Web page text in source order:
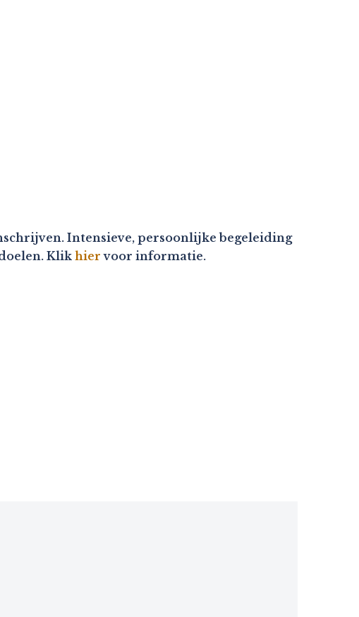
Intensieve, persoonlijke begeleiding
Klik hier voor informatie.